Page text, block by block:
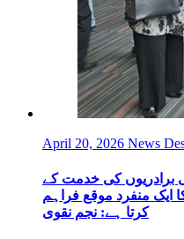
April 20, 2026 News
افراد کو اپنی برادریوں کی خدمت کے
ایک منفرد موقع فراہم
کرتا ہے: نجم نقوی